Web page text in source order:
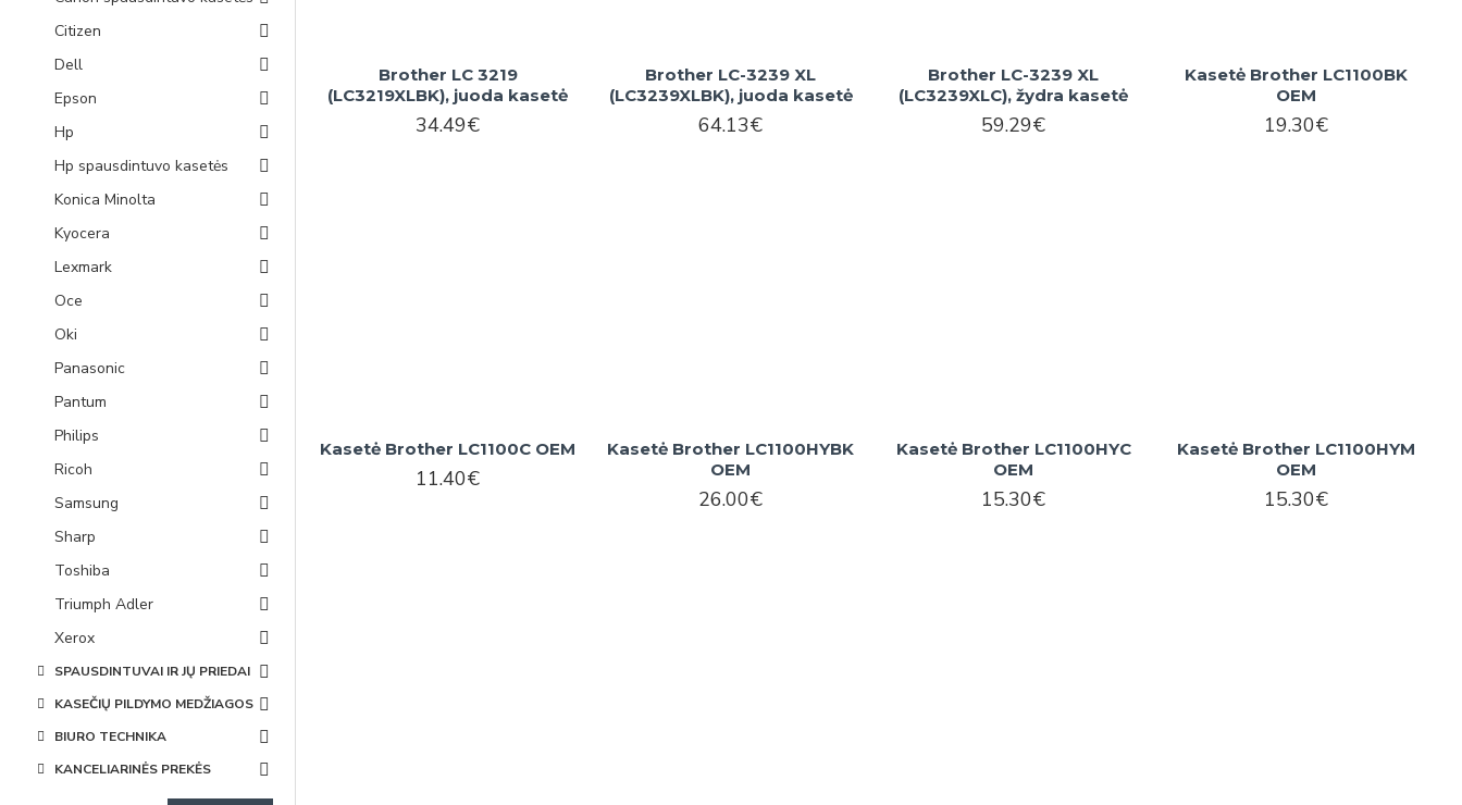
Citizen
Dell
Epson
Hp
Hp spausdintuvo kasetės
Konica Minolta
Kyocera
Lexmark
Oce
Oki
Panasonic
Pantum
Philips
Ricoh
Samsung
Sharp
Toshiba
Triumph Adler
Xerox
SPAUSDINTUVAI IR JŲ PRIEDAI
KASEČIŲ PILDYMO MEDŽIAGOS
BIURO TECHNIKA
KANCELIARINĖS PREKĖS
Brother LC 3219
(LC3219XLBK), juoda kasetė
34.49€
Brother LC-3239 XL
(LC3239XLBK), juoda kasetė
64.13€
Brother LC-3239 XL
(LC3239XLC), žydra kasetė
59.29€
Kasetė Brother LC1100BK
OEM
19.30€
Kasetė Brother LC1100C OEM
11.40€
Kasetė Brother LC1100HYBK
OEM
26.00€
Kasetė Brother LC1100HYC
OEM
15.30€
Kasetė Brother LC1100HYM
OEM
15.30€